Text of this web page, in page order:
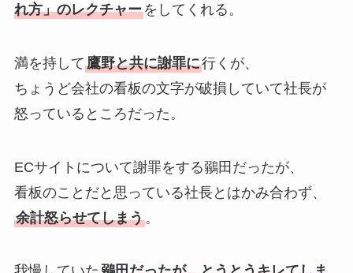
れ方」のレクチャーをしてくれる。
満を持して鷹野と共に謝罪に行くが、
ちょうど会社の看板の文字が破損していて社長が
怒っているところだった。
ECサイトについて謝罪をする鶸田だったが、
看板のことだと思っている社長とはかみ合わず、
余計怒らせてしまう。